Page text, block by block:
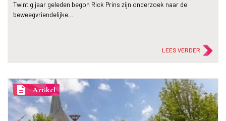
Twintig jaar geleden begon Rick Prins zijn onderzoek naar de
beweegvriendelijke…
LEES VERDER
description Artikel